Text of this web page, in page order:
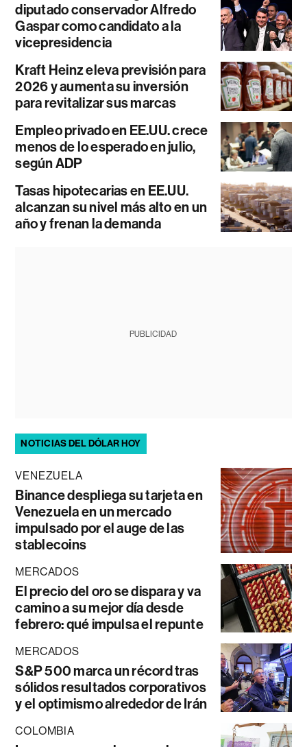
diputado conservador Alfredo
Gaspar como candidato a la
vicepresidencia
Kraft Heinz eleva previsión para
2026 y aumenta su inversión
para revitalizar sus marcas
Empleo privado en EE.UU. crece
menos de lo esperado en julio,
según ADP
Tasas hipotecarias en EE.UU.
alcanzan su nivel más alto en un
año y frenan la demanda
PUBLICIDAD
NOTICIAS DEL DÓLAR HOY
VENEZUELA
Binance despliega su tarjeta en
Venezuela en un mercado
impulsado por el auge de las
stablecoins
MERCADOS
El precio del oro se dispara y va
camino a su mejor día desde
febrero: qué impulsa el repunte
MERCADOS
S&P 500 marca un récord tras
sólidos resultados corporativos
y el optimismo alrededor de Irán
COLOMBIA